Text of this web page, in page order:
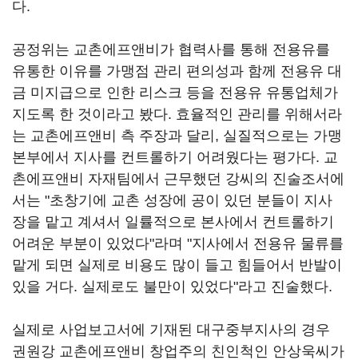
다.
공정위는 교촌에프앤비가 협력사를 통해 전용유를
유통한 이유를 가맹점 관리 편의성과 함께 전용유 대
금 미지급으로 인한 리스크 등을 전용유 유통업체가
지도록 한 것이라고 봤다. 효율적인 관리를 위해서라
는 교촌에프앤비 측 주장과 달리, 실질적으로는 가맹
본부에서 지사를 컨트롤하기 어려웠다는 평가다. 교
촌에프앤비 자재팀에서 근무했던 강씨의 진술조서에
서는 "초창기에 교촌 성장에 공이 있던 분들이 지사
장을 맡고 계셔서 일률적으로 본사에서 컨트롤하기
어려운 부분이 있었다"라며 "지사에서 전용유 물류를
맡게 되면 실제로 비용도 많이 들고 힘들어서 반발이
있을 거다. 실제로도 불만이 있었다"라고 진술했다.
실제로 사업보고서에 기재된 대구중부지사의 경우
권원강 교촌에프앤비 창업주의 친인척인 안상욱씨가